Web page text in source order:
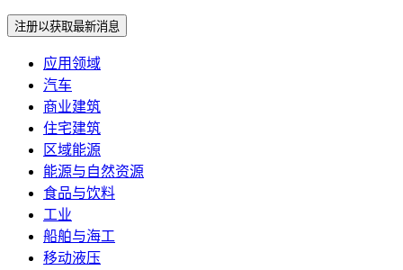
注册以获取最新消息
应用领域
汽车
商业建筑
住宅建筑
区域能源
能源与自然资源
食品与饮料
工业
船舶与海工
移动液压